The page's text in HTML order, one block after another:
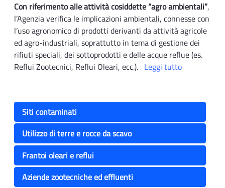
Con riferimento alle attività cosiddette “agro ambientali”,
l’Agenzia verifica le implicazioni ambientali, connesse con
l’uso agronomico di prodotti derivanti da attività agricole
ed agro-industriali, soprattutto in tema di gestione dei
rifiuti speciali, dei sottoprodotti e delle acque reflue (es.
Reflui Zootecnici, Reflui Oleari, ecc.). Leggi tutto
Siti contaminati
Utilizzo di terre e rocce da scavo
Frantoi oleari e reflui
Aziende zootecniche ed effluenti